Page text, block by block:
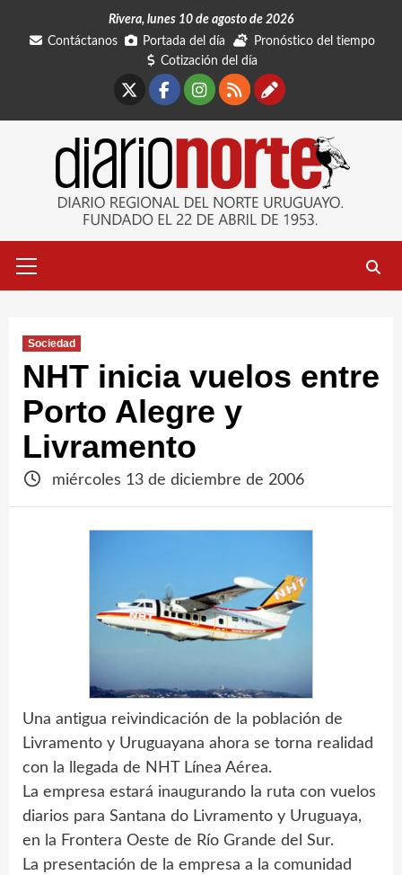
Rivera, lunes 10 de agosto de 2026
Contáctanos
Portada del día
Pronóstico del tiempo
Cotización del día
Facebook
Instagram
RSSContáctanos
primario
Sociedad
NHT inicia vuelos entre
Porto Alegre y
Livramento
miércoles 13 de diciembre de 2006
Una antigua reivindicación de la población de
Livramento y Uruguayana ahora se torna realidad
con la llegada de NHT Línea Aérea.
La empresa estará inaugurando la ruta con vuelos
diarios para Santana do Livramento y Uruguaya,
en la Frontera Oeste de Río Grande del Sur.
La presentación de la empresa a la comunidad